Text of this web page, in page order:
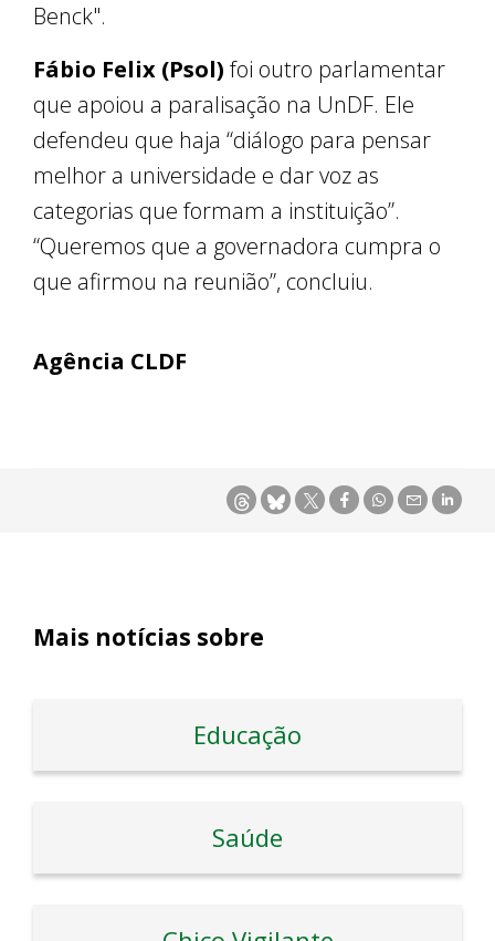
Benck".
Fábio Felix (Psol) foi outro parlamentar
que apoiou a paralisação na UnDF. Ele
defendeu que haja “diálogo para pensar
melhor a universidade e dar voz as
categorias que formam a instituição”.
“Queremos que a governadora cumpra o
que afirmou na reunião”, concluiu.
Agência CLDF
Mais notícias sobre
Educação
Saúde